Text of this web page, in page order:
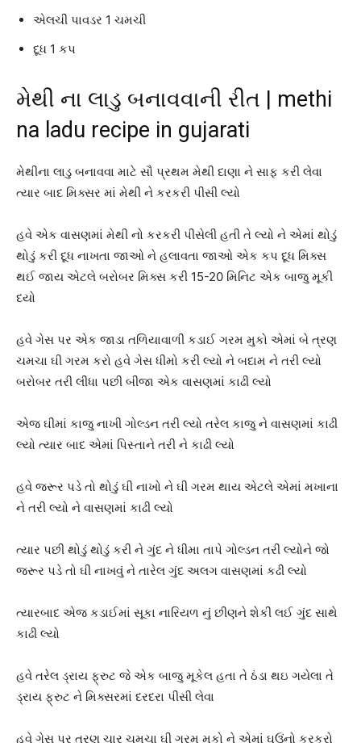
એલચી પાવડર 1 ચમચી
દૂધ 1 કપ
મેથી ના લાડુ બનાવવાની રીત | methi
na ladu recipe in gujarati
મેથીના લાડુ બનાવવા માટે સૌ પ્રથમ મેથી દાણા ને સાફ કરી લેવા
ત્યાર બાદ મિક્સર માં મેથી ને કરકરી પીસી લ્યો
હવે એક વાસણમાં મેથી નો કરકરી પીસેલી હતી તે લ્યો ને એમાં થોડું
થોડું કરી દૂધ નાખતા જાઓ ને હલાવતા જાઓ એક કપ દૂધ મિક્સ
થઈ જાય એટલે બરોબર મિક્સ કરી 15-20 મિનિટ એક બાજુ મૂકી
દયો
હવે ગેસ પર એક જાડા તળિયાવાળી કડાઈ ગરમ મુકો એમાં બે ત્રણ
ચમચા ઘી ગરમ કરો હવે ગેસ ધીમો કરી લ્યો ને બદામ ને તરી લ્યો
બરોબર તરી લીધા પછી બીજા એક વાસણમાં કાઢી લ્યો
એજ ઘીમાં કાજુ નાખી ગોલ્ડન તરી લ્યો તરેલ કાજુ ને વાસણમાં કાઢી
લ્યો ત્યાર બાદ એમાં પિસ્તાને તરી ને કાઢી લ્યો
હવે જરૂર પડે તો થોડું ઘી નાખો ને ઘી ગરમ થાય એટલે એમાં મખાના
ને તરી લ્યો ને વાસણમાં કાઢી લ્યો
ત્યાર પછી થોડું થોડું કરી ને ગુંદ ને ધીમા તાપે ગોલ્ડન તરી લ્યોને જો
જરૂર પડે તો ઘી નાખવું ને તારેલ ગુંદ અલગ વાસણમાં કઢી લ્યો
ત્યારબાદ એજ કડાઈમાં સૂકા નારિયળ નું છીણને શેકી લઈ ગુંદ સાથે
કાઢી લ્યો
હવે તરેલ ડ્રાય ફ્રુટ જે એક બાજુ મૂકેલ હતા તે ઠંડા થઇ ગયેલા તે
ડ્રાય ફ્રુટ ને મિક્સરમાં દરદરા પીસી લેવા
હવે ગેસ પર ત્રણ ચાર ચમચા ઘી ગરમ મૂકો ને એમાં ઘઉંનો કરકરો